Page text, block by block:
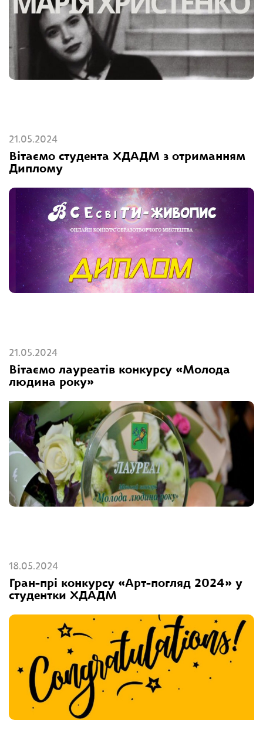
21.05.2024
Вітаємо студента ХДАДМ з отриманням
Диплому
21.05.2024
Вітаємо лауреатів конкурсу «Молода
людина року»
18.05.2024
Гран-прі конкурсу «Арт-погляд 2024» у
студентки ХДАДМ